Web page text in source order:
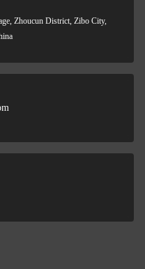
Zhoucun District, Zibo City,